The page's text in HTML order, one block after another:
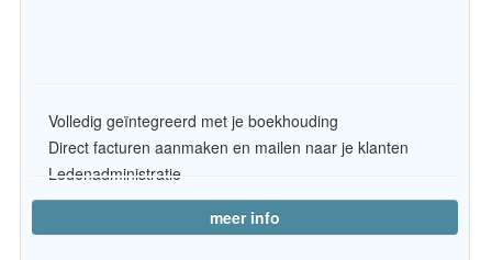
Volledig geïntegreerd met je boekhouding
Direct facturen aanmaken en mailen naar je klanten
Ledenadministratie
meer info